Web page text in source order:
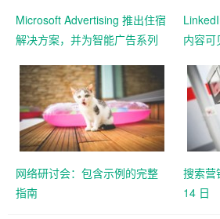
Microsoft Advertising 推出住宿
解决方案，并为智能广告系列
场
内容可
网络研讨会：包含示例的完整
指南
搜索营
14 日